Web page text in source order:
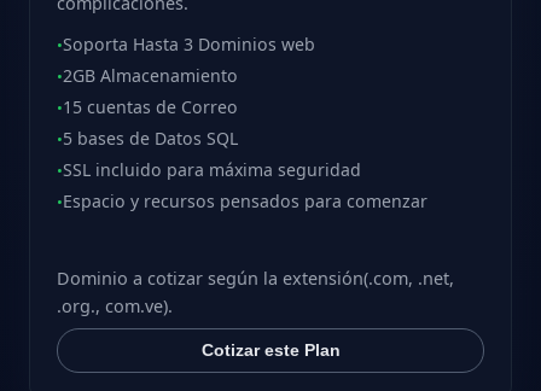
•Soporta Hasta 3 Dominios web
•2GB Almacenamiento
•15 cuentas de Correo
•5 bases de Datos SQL
•SSL incluido para máxima seguridad
•Espacio y recursos pensados para comenzar
Dominio a cotizar según la extensión(.com, .net,
.org., com.ve).
Cotizar este Plan